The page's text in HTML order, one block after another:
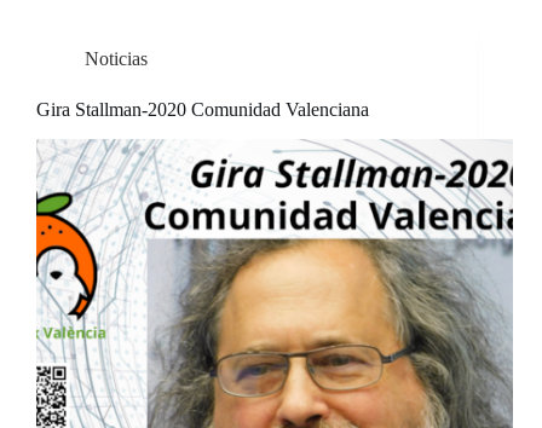
Noticias
Gira Stallman-2020 Comunidad Valenciana